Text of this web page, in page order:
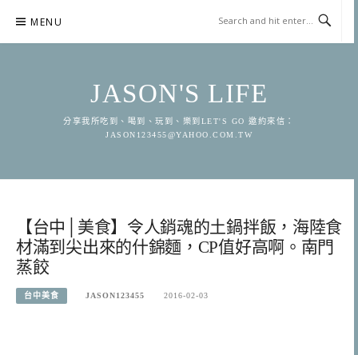
content
MENU
JASON'S LIFE
分享我所吃到、喝到、玩到、樂到LET'S GO 邀約來信：
JASON123455@YAHOO.COM.TW
【台中│美食】令人銷魂的土鍋拌飯，海陸食
材滿到尖出來的什錦麵，CP值好高啊。南門
蒸餃
台中美食 JASON123455 2016-02-03